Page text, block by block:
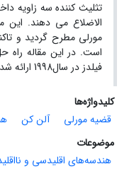
تثلیث کننده سه زاویه
مورلی مطرح گردید و
است. در این مقاله راه
فیلدز در سال1998 ارائه شده است، تشریح می گردد.
کلیدواژه‌ها
قضیه مورلی
آلن کن
موضوعات
هندسه‌های اقلیدسی و